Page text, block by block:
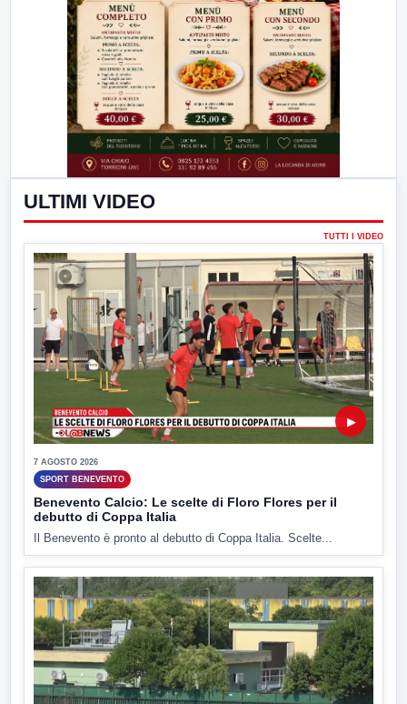
ULTIMI VIDEO
TUTTI I VIDEO
▶
7 AGOSTO 2026
SPORT BENEVENTO
Benevento Calcio: Le scelte di Floro Flores per il
debutto di Coppa Italia
Il Benevento è pronto al debutto di Coppa Italia. Scelte...